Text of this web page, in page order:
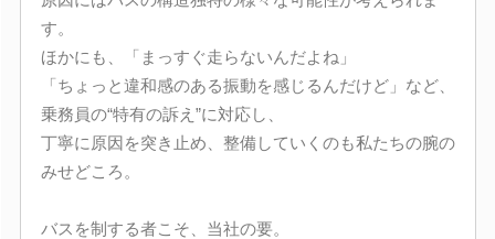
す。
ほかにも、「まっすぐ走らないんだよね」
「ちょっと違和感のある振動を感じるんだけど」など、
乗務員の“特有の訴え”に対応し、
丁寧に原因を突き止め、整備していくのも私たちの腕の
みせどころ。
バスを制する者こそ、当社の要。